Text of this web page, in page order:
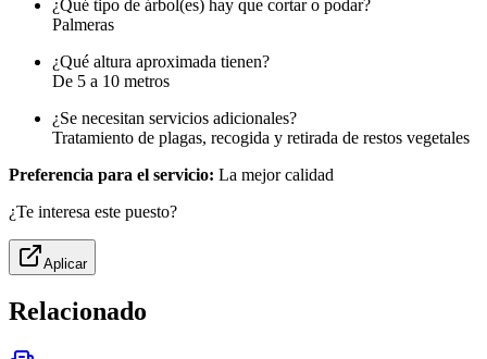
¿Qué tipo de árbol(es) hay que cortar o podar?
Palmeras
¿Qué altura aproximada tienen?
De 5 a 10 metros
¿Se necesitan servicios adicionales?
Tratamiento de plagas, recogida y retirada de restos vegetales
Preferencia para el servicio: La mejor calidad
¿Te interesa este puesto?
Aplicar
Relacionado